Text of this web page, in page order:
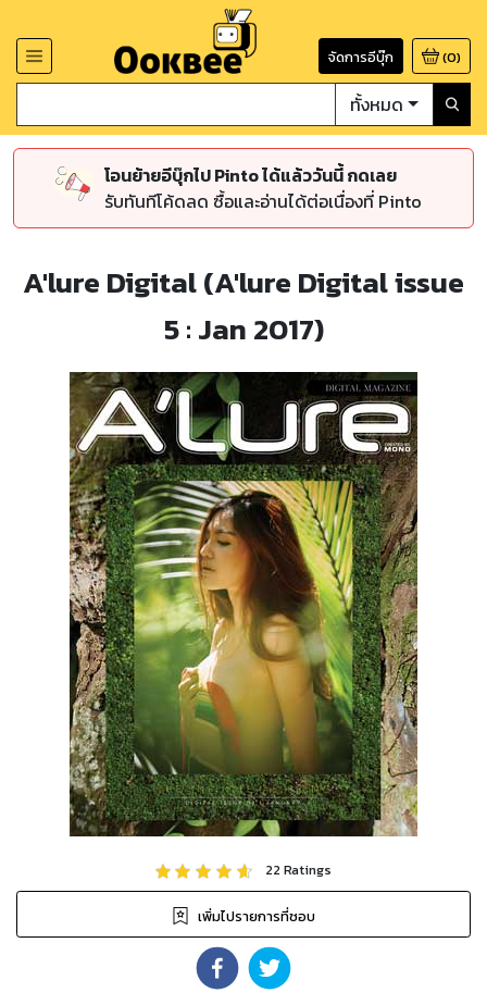
จัดการอีบุ๊ก (0)
ทั้งหมด
โอนย้ายอีบุ๊กไป Pinto ได้แล้ววันนี้ กดเลย
รับทันทีโค้ดลด ซื้อและอ่านได้ต่อเนื่องที่ Pinto
A'lure Digital (A'lure Digital issue
5 : Jan 2017)
22Ratings
เพิ่มไปรายการที่ชอบ